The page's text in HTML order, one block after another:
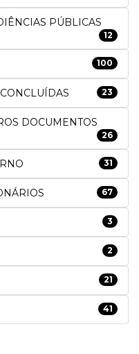
PÚBLICAS
12
100
23
DOCUMENTOS
26
31
67
3
2
21
41